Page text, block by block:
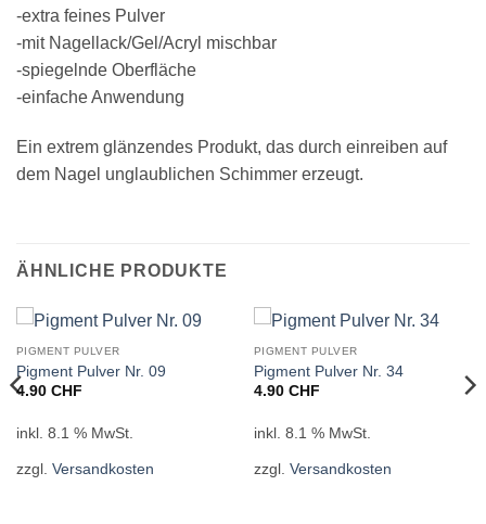
-extra feines Pulver
-mit Nagellack/Gel/Acryl mischbar
-spiegelnde Oberfläche
-einfache Anwendung
Ein extrem glänzendes Produkt, das durch einreiben auf
dem Nagel unglaublichen Schimmer erzeugt.
ÄHNLICHE PRODUKTE
PIGMENT PULVER
Pigment Pulver Nr. 09
4.90 CHF
inkl. 8.1 % MwSt.
zzgl. Versandkosten
PIGMENT PULVER
Pigment Pulver Nr. 34
4.90 CHF
inkl. 8.1 % MwSt.
zzgl. Versandkosten